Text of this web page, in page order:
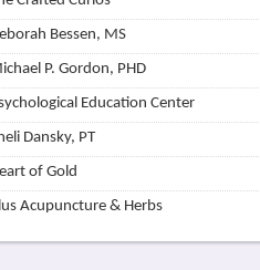
Bessen, MS
P. Gordon, PHD
Education Center
Dansky, PT
of Gold
Acupuncture & Herbs